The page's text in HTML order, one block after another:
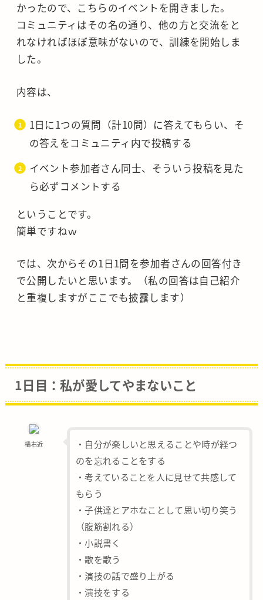
かったので、こちらのイベントを開きました。
コミュニティはその名の通り、他の方と交流をと
れなければほぼ意味がないので、訓練を開始しま
した。
内容は、
1日に1つの質問（計10問）に答えてもらい、そ
の答えをコミュニティ内で投稿する
イベント参加者さん同士、そういう投稿を見た
ら必ずコメントする
ということです。
簡単ですねｗ
では、次からその1日1問を参加者さんの回答付き
で公開したいと思います。（私の回答は自己紹介
と重複しますがここでも披露します）
1日目：私が愛してやまないこと
橘右近
・自分が楽しいと思えることや時が経つ
のを忘れることをする
・考えていることを人に見せて共感して
もらう
・子供達とアホなことして思い切り笑う
（腹筋割れる）
・小説書く
・歌を歌う
・演技の話で盛り上がる
・演技をする